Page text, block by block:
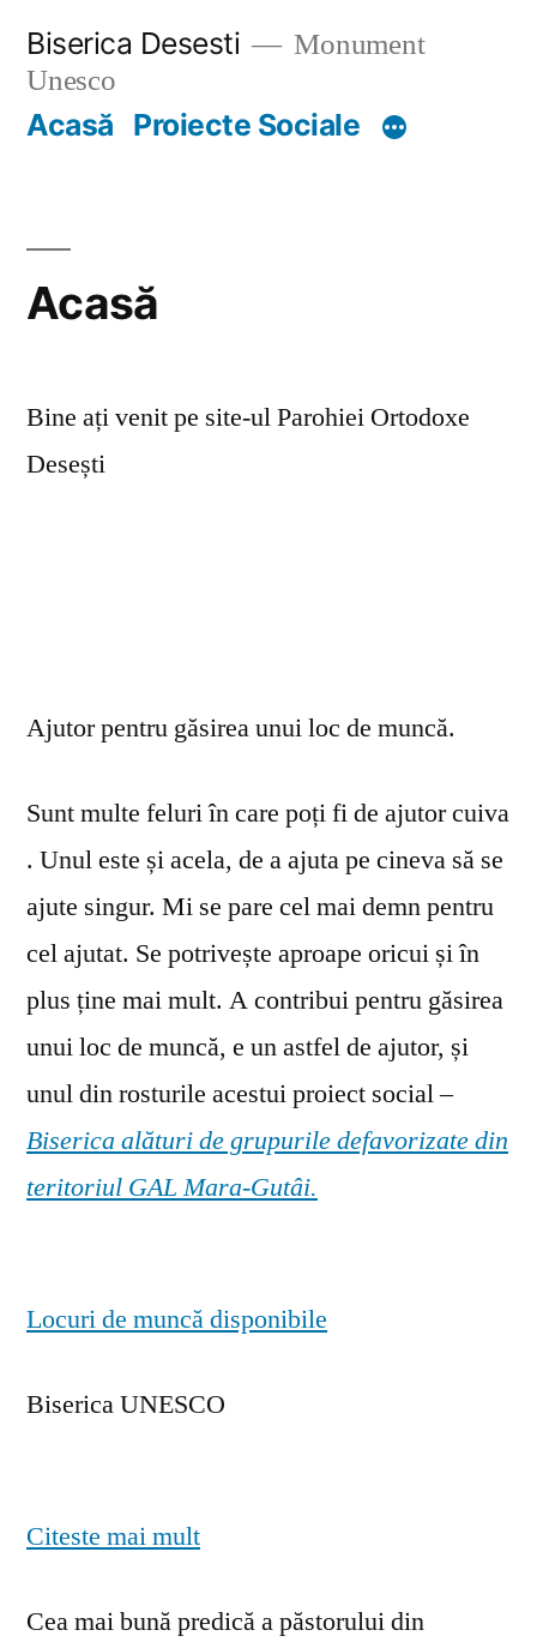
content
Biserica Desesti
Monument
Unesco
Acasă Proiecte Sociale
Acasă
Bine ați venit pe site-ul Parohiei Ortodoxe
Desești
Ajutor pentru găsirea unui loc de muncă.
Sunt multe feluri în care poți fi de ajutor cuiva
. Unul este și acela, de a ajuta pe cineva să se
ajute singur. Mi se pare cel mai demn pentru
cel ajutat. Se potrivește aproape oricui și în
plus ține mai mult. A contribui pentru găsirea
unui loc de muncă, e un astfel de ajutor, și
unul din rosturile acestui proiect social –
Biserica alături de grupurile defavorizate din
teritoriul GAL Mara-Gutâi.
Locuri de muncă disponibile
Biserica UNESCO
Citeste mai mult
Cea mai bună predică a păstorului din